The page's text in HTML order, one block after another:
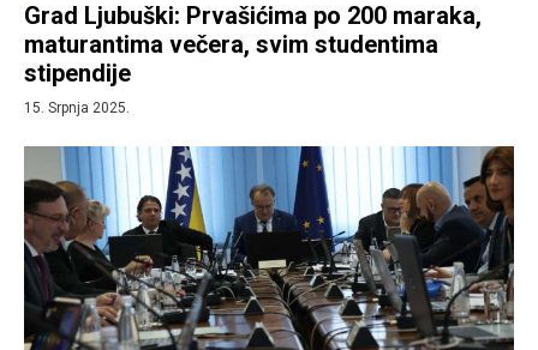
Grad Ljubuški: Prvašićima po 200 maraka,
maturantima večera, svim studentima
stipendije
15. Srpnja 2025.